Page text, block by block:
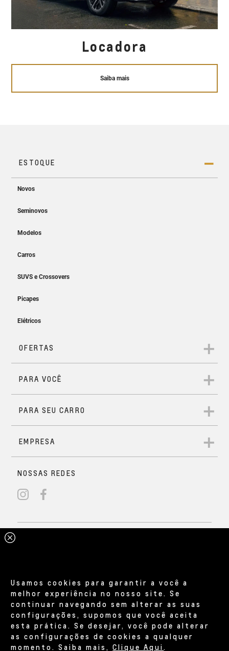
Locadora
Saiba mais
Usamos cookies para garantir a você a
melhor experiência no nosso site. Se
continuar navegando sem alterar as suas
configurações, supomos que você aceita
esta prática. Se desejar, você pode alterar
as configurações de cookies a qualquer
momento. Saiba mais,Clique Aqui.